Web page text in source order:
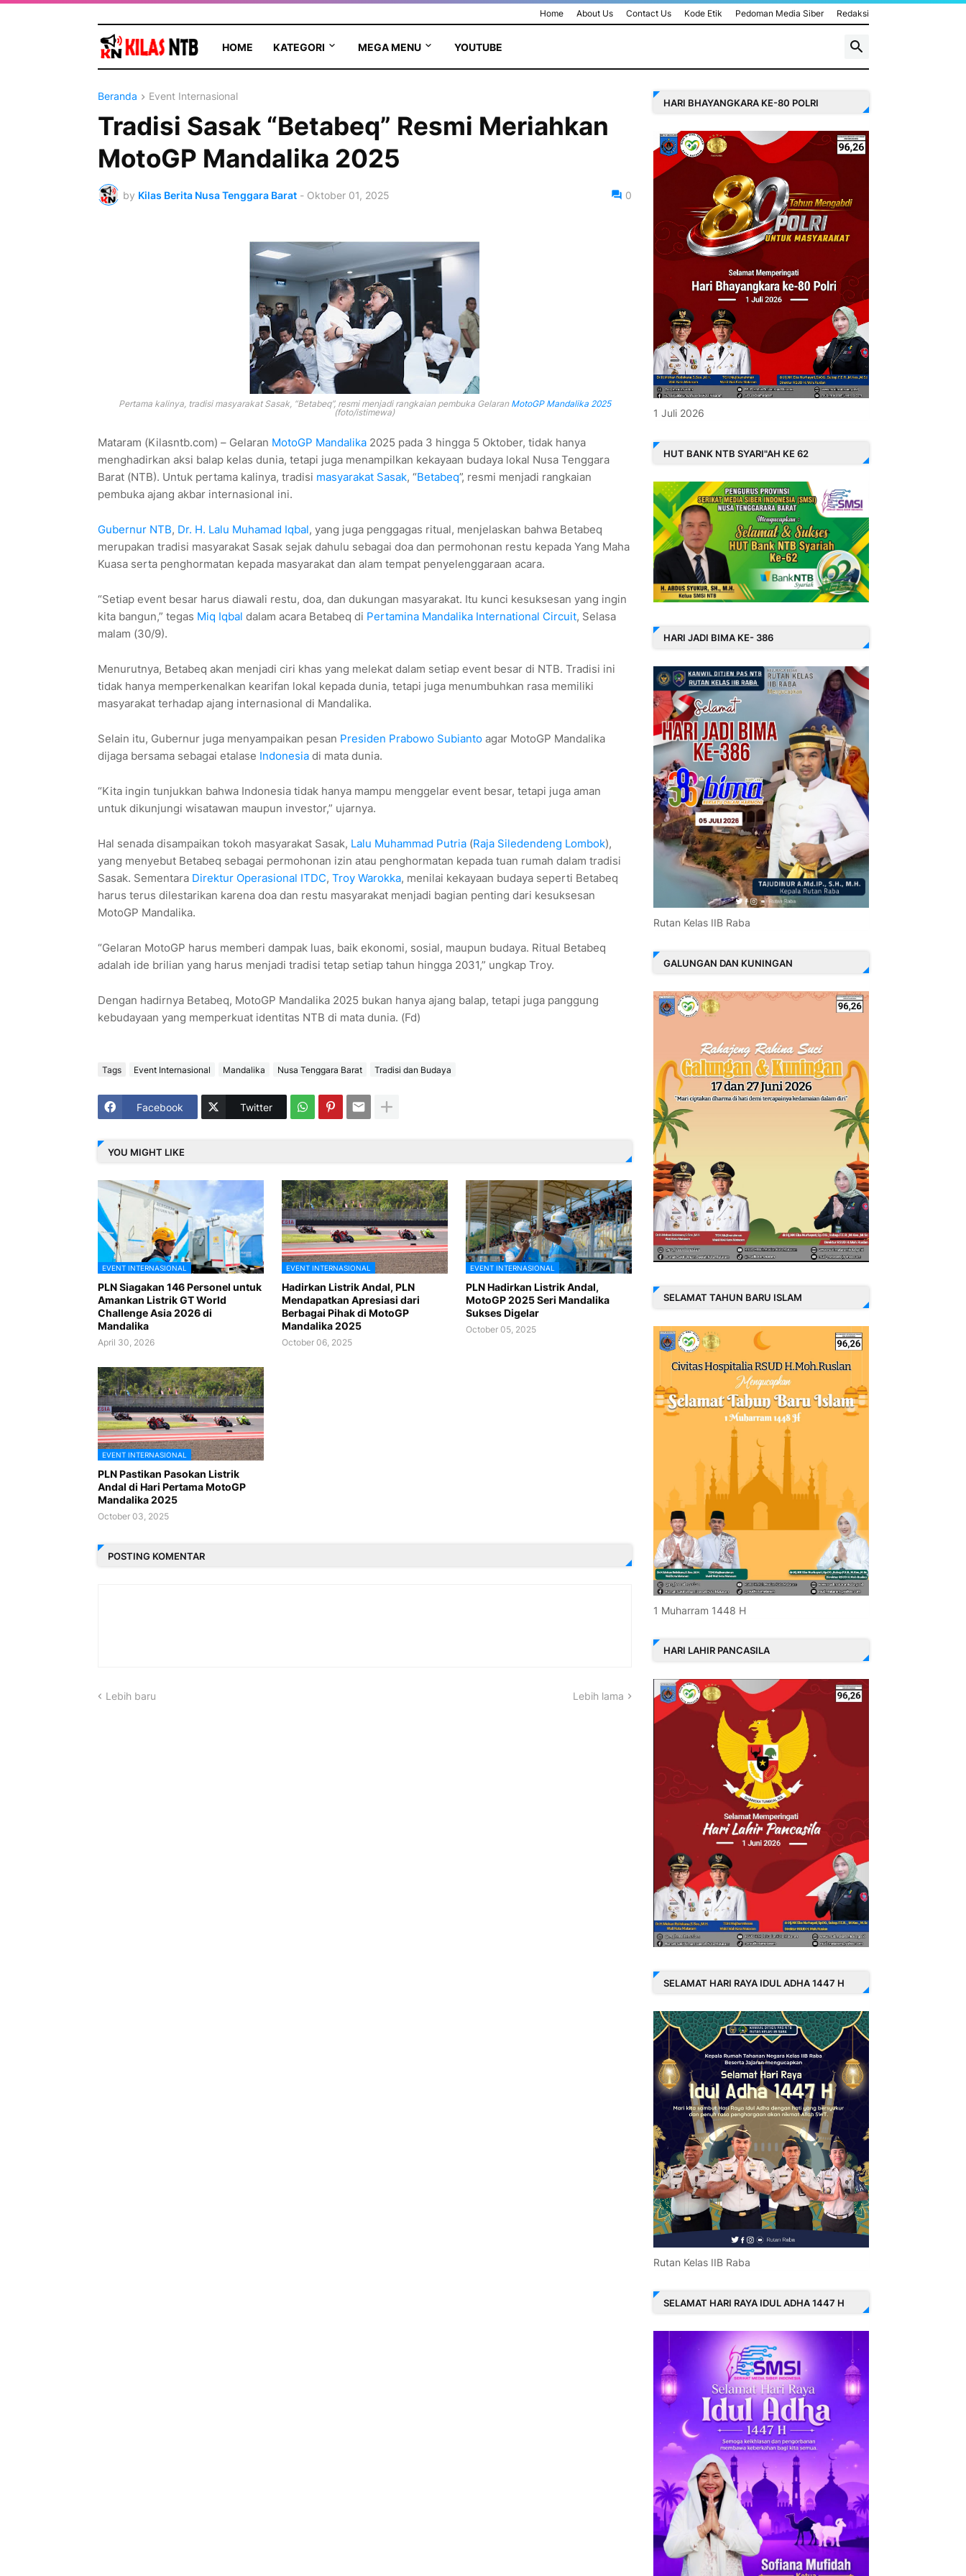
Home About Us Contact Us Kode Etik Pedoman Media Siber Redaksi
HOME KATEGORI MEGA MENU YOUTUBE
Beranda Event Internasional
Tradisi Sasak “Betabeq” Resmi Meriahkan
MotoGP Mandalika 2025
by Kilas Berita Nusa Tenggara Barat - Oktober 01, 2025 0
Pertama kalinya, tradisi masyarakat Sasak, “Betabeq”, resmi menjadi rangkaian pembuka Gelaran MotoGP Mandalika 2025
(foto/istimewa)
Mataram (Kilasntb.com) – Gelaran MotoGP Mandalika2025 pada 3 hingga 5 Oktober, tidak hanya
menghadirkan aksi balap kelas dunia, tetapi juga menampilkan kekayaan budaya lokal Nusa Tenggara
Barat (NTB). Untuk pertama kalinya, tradisi masyarakat Sasak, “Betabeq”, resmi menjadi rangkaian
pembuka ajang akbar internasional ini.
Gubernur NTB, Dr. H. Lalu Muhamad Iqbal, yang juga penggagas ritual, menjelaskan bahwa Betabeq
merupakan tradisi masyarakat Sasak sejak dahulu sebagai doa dan permohonan restu kepada Yang Maha
Kuasa serta penghormatan kepada masyarakat dan alam tempat penyelenggaraan acara.
“Setiap event besar harus diawali restu, doa, dan dukungan masyarakat. Itu kunci kesuksesan yang ingin
kita bangun,” tegas Miq Iqbal dalam acara Betabeq di Pertamina Mandalika International Circuit, Selasa
malam (30/9).
Menurutnya, Betabeq akan menjadi ciri khas yang melekat dalam setiap event besar di NTB. Tradisi ini
tidak hanya memperkenalkan kearifan lokal kepada dunia, tetapi juga menumbuhkan rasa memiliki
masyarakat terhadap ajang internasional di Mandalika.
Selain itu, Gubernur juga menyampaikan pesan Presiden Prabowo Subiantoagar MotoGP Mandalika
dijaga bersama sebagai etalase Indonesiadi mata dunia.
“Kita ingin tunjukkan bahwa Indonesia tidak hanya mampu menggelar event besar, tetapi juga aman
untuk dikunjungi wisatawan maupun investor,” ujarnya.
Hal senada disampaikan tokoh masyarakat Sasak, Lalu Muhammad Putria(Raja Siledendeng Lombok),
yang menyebut Betabeq sebagai permohonan izin atau penghormatan kepada tuan rumah dalam tradisi
Sasak. Sementara Direktur Operasional ITDC, Troy Warokka, menilai kekayaan budaya seperti Betabeq
harus terus dilestarikan karena doa dan restu masyarakat menjadi bagian penting dari kesuksesan
MotoGP Mandalika.
“Gelaran MotoGP harus memberi dampak luas, baik ekonomi, sosial, maupun budaya. Ritual Betabeq
adalah ide brilian yang harus menjadi tradisi tetap setiap tahun hingga 2031,” ungkap Troy.
Dengan hadirnya Betabeq, MotoGP Mandalika 2025 bukan hanya ajang balap, tetapi juga panggung
kebudayaan yang memperkuat identitas NTB di mata dunia. (Fd)
Tags Event Internasional Mandalika Nusa Tenggara Barat Tradisi dan Budaya
Facebook Twitter
YOU MIGHT LIKE
EVENT INTERNASIONAL
PLN Siagakan 146 Personel untuk
Amankan Listrik GT World
Challenge Asia 2026 di
Mandalika
April 30, 2026
EVENT INTERNASIONAL
Hadirkan Listrik Andal, PLN
Mendapatkan Apresiasi dari
Berbagai Pihak di MotoGP
Mandalika 2025
October 06, 2025
EVENT INTERNASIONAL
PLN Hadirkan Listrik Andal,
MotoGP 2025 Seri Mandalika
Sukses Digelar
October 05, 2025
EVENT INTERNASIONAL
PLN Pastikan Pasokan Listrik
Andal di Hari Pertama MotoGP
Mandalika 2025
October 03, 2025
POSTING KOMENTAR
Lebih baru Lebih lama
HARI BHAYANGKARA KE-80 POLRI
1 Juli 2026
HUT BANK NTB SYARI"AH KE 62
HARI JADI BIMA KE- 386
Rutan Kelas IIB Raba
GALUNGAN DAN KUNINGAN
SELAMAT TAHUN BARU ISLAM
1 Muharram 1448 H
HARI LAHIR PANCASILA
SELAMAT HARI RAYA IDUL ADHA 1447 H
Rutan Kelas IIB Raba
SELAMAT HARI RAYA IDUL ADHA 1447 H